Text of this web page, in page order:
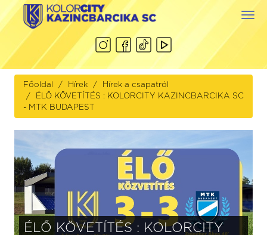
Főoldal Hírek
Hírek a csapatról
ÉLŐ KÖVETÍTÉS : KOLORCITY KAZINCBARCIKA SC
- MTK BUDAPEST
ÉLŐ KÖVETÍTÉS : KOLORCITY